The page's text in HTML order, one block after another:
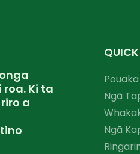
Ki ta
a
Ngā
Ngā